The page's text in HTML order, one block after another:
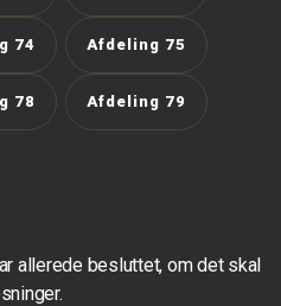
74 Afdeling 75
78 Afdeling 79
allerede besluttet, om det skal